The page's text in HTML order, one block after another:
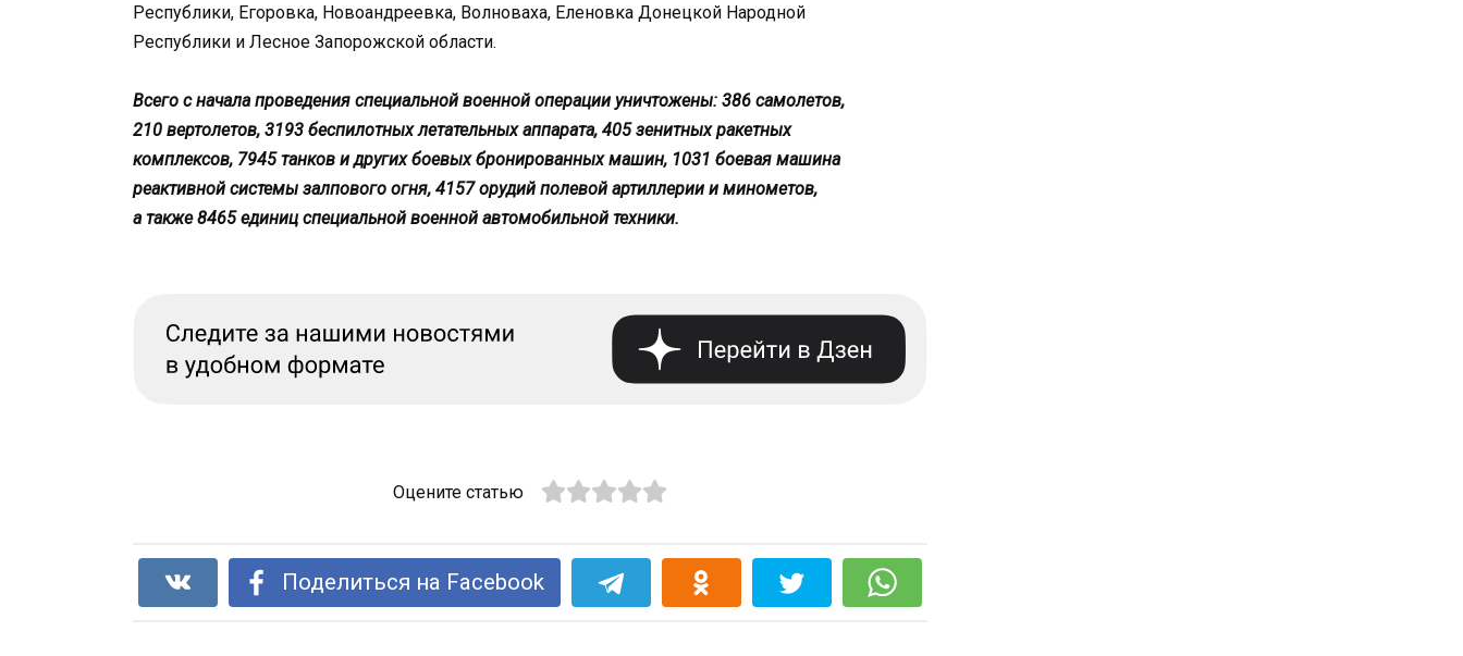
Республики, Егоровка, Новоандреевка, Волноваха, Еленовка Донецкой Народной
Республики и Лесное Запорожской области.
Всего с начала проведения специальной военной операции уничтожены: 386 самолетов,
210 вертолетов, 3193 беспилотных летательных аппарата, 405 зенитных ракетных
комплексов, 7945 танков и других боевых бронированных машин, 1031 боевая машина
реактивной системы залпового огня, 4157 орудий полевой артиллерии и минометов,
а также 8465 единиц специальной военной автомобильной техники.
Оцените статью
Поделиться на Facebook